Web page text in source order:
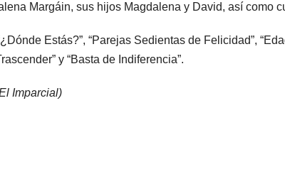
Margáin, sus hijos Magdalena y David, así como
Estás?”, “Parejas Sedientas de Felicidad”,
y “Basta de Indiferencia”.
Imparcial)